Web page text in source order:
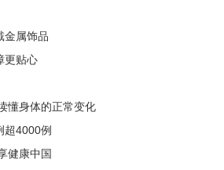
金属饰品
更贴心
懂身体的正常变化
超4000例
健康中国